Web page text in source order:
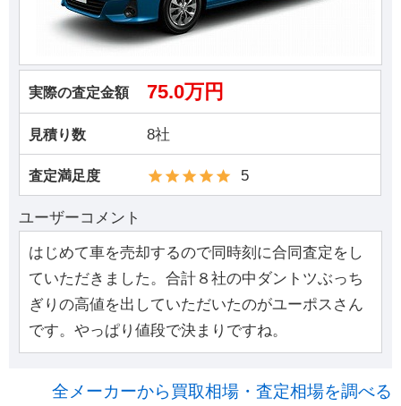
実際の査定金額 75.0万円
見積り数 8社
査定満足度 5
ユーザーコメント
はじめて車を売却するので同時刻に合同査定をし
ていただきました。合計８社の中ダントツぶっち
ぎりの高値を出していただいたのがユーポスさん
です。やっぱり値段で決まりですね。
全メーカーから買取相場・査定相場を調べる